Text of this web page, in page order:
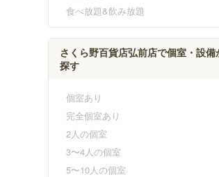
食べ放題&飲み放題
さくら野百貨店弘前店で個室・設備
探す
個室あり
完全個室あり
2人の個室
3〜4人の個室
5〜10人の個室